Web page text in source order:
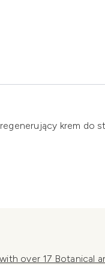
krem do
over 17 Botanical